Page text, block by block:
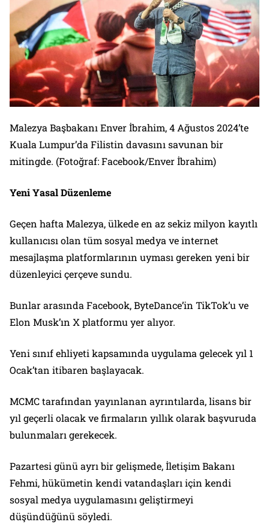
Malezya Başbakanı Enver İbrahim, 4 Ağustos 2024’te
Kuala Lumpur’da Filistin davasını savunan bir
mitingde. (Fotoğraf: Facebook/Enver İbrahim)
Yeni Yasal Düzenleme
Geçen hafta Malezya, ülkede en az sekiz milyon kayıtlı
kullanıcısı olan tüm sosyal medya ve internet
mesajlaşma platformlarının uyması gereken yeni bir
düzenleyici çerçeve sundu.
Bunlar arasında Facebook, ByteDance’in TikTok’u ve
Elon Musk’ın X platformu yer alıyor.
Yeni sınıf ehliyeti kapsamında uygulama gelecek yıl 1
Ocak’tan itibaren başlayacak.
MCMC tarafından yayınlanan ayrıntılarda, lisans bir
yıl geçerli olacak ve firmaların yıllık olarak başvuruda
bulunmaları gerekecek.
Pazartesi günü ayrı bir gelişmede, İletişim Bakanı
Fehmi, hükümetin kendi vatandaşları için kendi
sosyal medya uygulamasını geliştirmeyi
düşündüğünü söyledi.